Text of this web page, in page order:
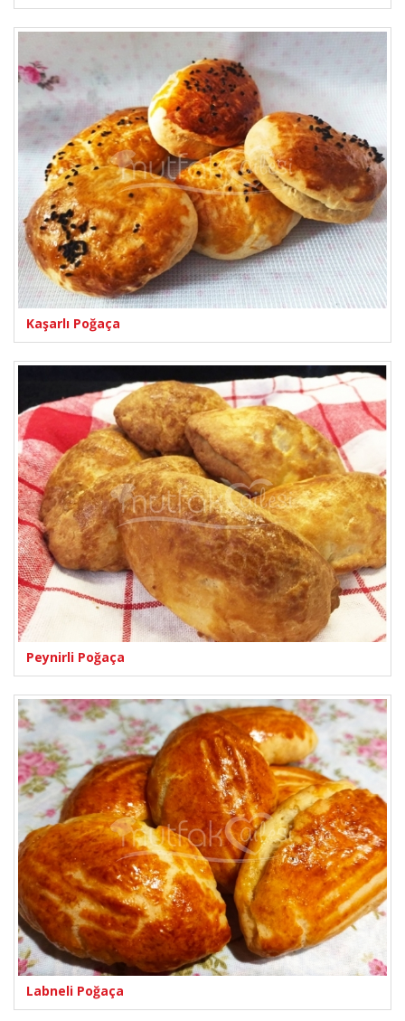
Kaşarlı Poğaça
Peynirli Poğaça
Labneli Poğaça